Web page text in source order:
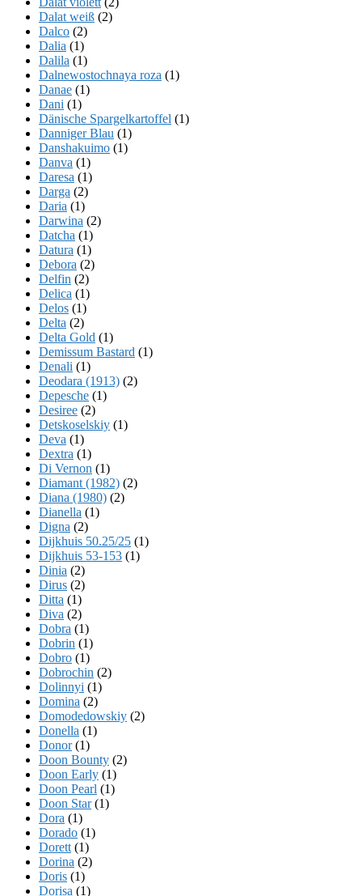
Dalat weiß (2)
Dalco (2)
Dalia (1)
Dalila (1)
Dalnewostochnaya roza (1)
Danae (1)
Dani (1)
Dänische Spargelkartoffel (1)
Danniger Blau (1)
Danshakuimo (1)
Danva (1)
Daresa (1)
Darga (2)
Daria (1)
Darwina (2)
Datcha (1)
Datura (1)
Debora (2)
Delfin (2)
Delica (1)
Delos (1)
Delta (2)
Delta Gold (1)
Demissum Bastard (1)
Denali (1)
Deodara (1913) (2)
Depesche (1)
Desiree (2)
Detskoselskiy (1)
Deva (1)
Dextra (1)
Di Vernon (1)
Diamant (1982) (2)
Diana (1980) (2)
Dianella (1)
Digna (2)
Dijkhuis 50.25/25 (1)
Dijkhuis 53-153 (1)
Dinia (2)
Dirus (2)
Ditta (1)
Diva (2)
Dobra (1)
Dobrin (1)
Dobro (1)
Dobrochin (2)
Dolinnyi (1)
Domina (2)
Domodedowskiy (2)
Donella (1)
Donor(1)
Doon Bounty (2)
Doon Early (1)
Doon Pearl (1)
Doon Star(1)
Dora (1)
Dorado (1)
Dorett (1)
Dorina (2)
Doris (1)
Dorisa (1)